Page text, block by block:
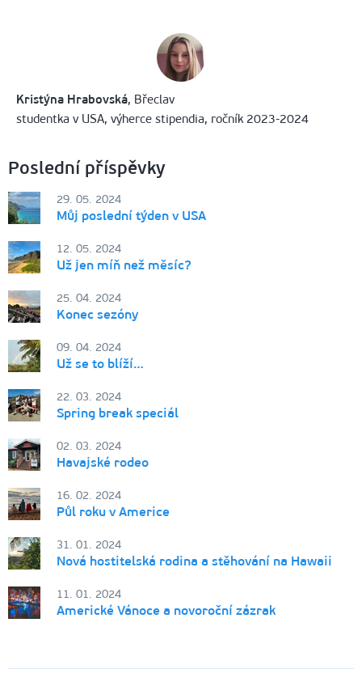
Kristýna Hrabovská, Břeclav
studentka v USA, výherce stipendia, ročník 2023-2024
Poslední příspěvky
29. 05. 2024
Můj poslední týden v USA
12. 05. 2024
Už jen míň než měsíc?
25. 04. 2024
Konec sezóny
09. 04. 2024
Už se to blíží…
22. 03. 2024
Spring break speciál
02. 03. 2024
Havajské rodeo
16. 02. 2024
Půl roku v Americe
31. 01. 2024
Nová hostitelská rodina a stěhování na Hawaii
11. 01. 2024
Americké Vánoce a novoroční zázrak